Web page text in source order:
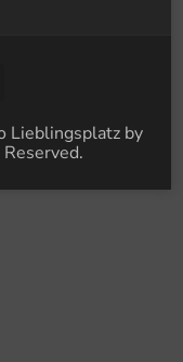
Lieblingsplatz by